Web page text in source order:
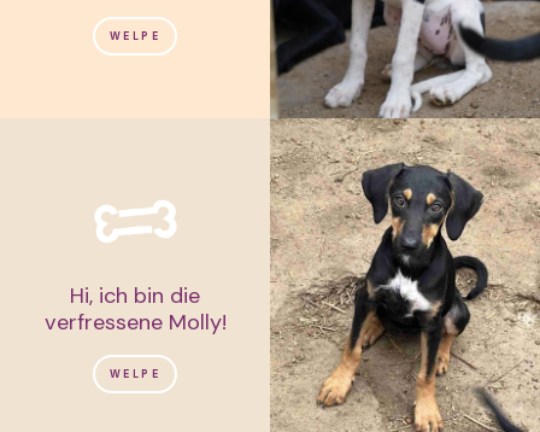
WELPE
Hi, ich bin die
verfressene Molly!
WELPE